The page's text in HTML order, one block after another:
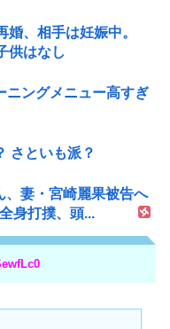
、相手は妊娠中。
供はなし
ニングメニュー高すぎ
さといも派？
、妻・宮崎麗果被告へ
身打撲、頭...